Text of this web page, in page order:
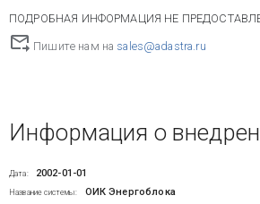
ПОДРОБНАЯ ИНФОРМАЦИЯ НЕ
Пишите нам на sales@adastra.ru
Информация о
Дата: 2002-01-01
Название системы: ОИК Энергоблока